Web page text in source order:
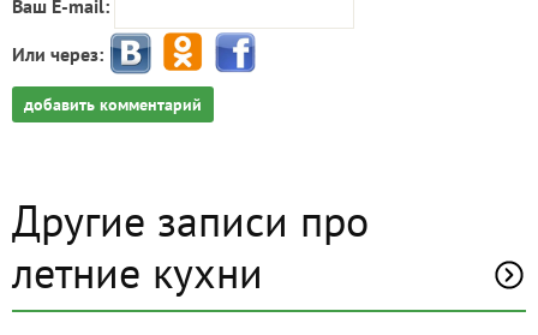
Ваш E-mail:
Или через:
добавить комментарий
Другие записи про
летние кухни